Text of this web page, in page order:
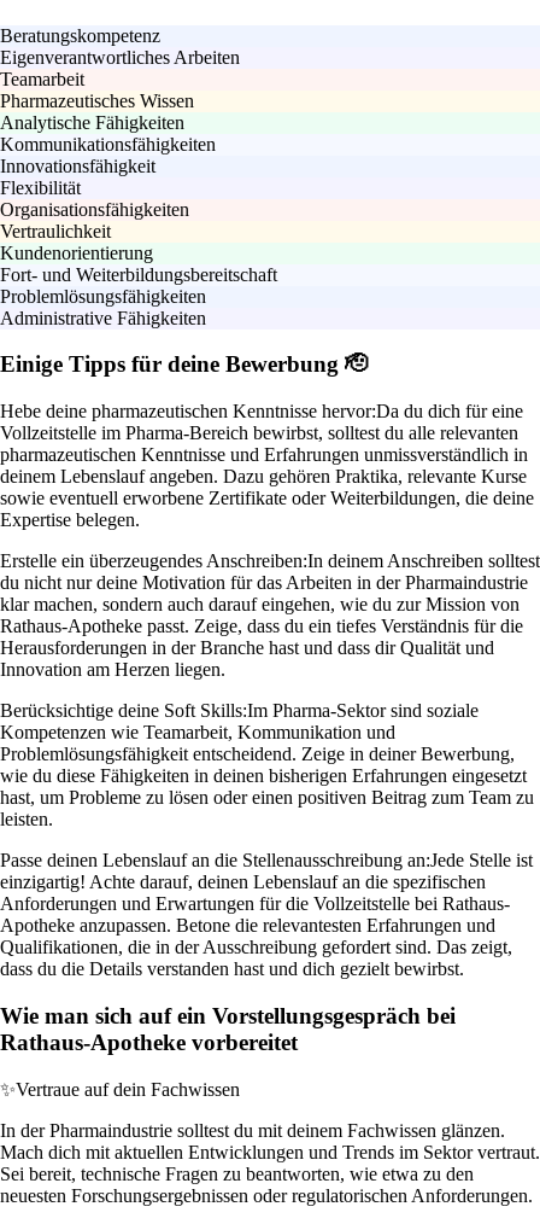
Beratungskompetenz
Eigenverantwortliches Arbeiten
Teamarbeit
Pharmazeutisches Wissen
Analytische Fähigkeiten
Kommunikationsfähigkeiten
Innovationsfähigkeit
Flexibilität
Organisationsfähigkeiten
Vertraulichkeit
Kundenorientierung
Fort- und Weiterbildungsbereitschaft
Problemlösungsfähigkeiten
Administrative Fähigkeiten
Einige Tipps für deine Bewerbung 🫡
Hebe deine pharmazeutischen Kenntnisse hervor:Da du dich für eine
Vollzeitstelle im Pharma-Bereich bewirbst, solltest du alle relevanten
pharmazeutischen Kenntnisse und Erfahrungen unmissverständlich in
deinem Lebenslauf angeben. Dazu gehören Praktika, relevante Kurse
sowie eventuell erworbene Zertifikate oder Weiterbildungen, die deine
Expertise belegen.
Erstelle ein überzeugendes Anschreiben:In deinem Anschreiben solltest
du nicht nur deine Motivation für das Arbeiten in der Pharmaindustrie
klar machen, sondern auch darauf eingehen, wie du zur Mission von
Rathaus-Apotheke passt. Zeige, dass du ein tiefes Verständnis für die
Herausforderungen in der Branche hast und dass dir Qualität und
Innovation am Herzen liegen.
Berücksichtige deine Soft Skills:Im Pharma-Sektor sind soziale
Kompetenzen wie Teamarbeit, Kommunikation und
Problemlösungsfähigkeit entscheidend. Zeige in deiner Bewerbung,
wie du diese Fähigkeiten in deinen bisherigen Erfahrungen eingesetzt
hast, um Probleme zu lösen oder einen positiven Beitrag zum Team zu
leisten.
Passe deinen Lebenslauf an die Stellenausschreibung an:Jede Stelle ist
einzigartig! Achte darauf, deinen Lebenslauf an die spezifischen
Anforderungen und Erwartungen für die Vollzeitstelle bei Rathaus-
Apotheke anzupassen. Betone die relevantesten Erfahrungen und
Qualifikationen, die in der Ausschreibung gefordert sind. Das zeigt,
dass du die Details verstanden hast und dich gezielt bewirbst.
Wie man sich auf ein Vorstellungsgespräch bei
Rathaus-Apotheke vorbereitet
✨Vertraue auf dein Fachwissen
In der Pharmaindustrie solltest du mit deinem Fachwissen glänzen.
Mach dich mit aktuellen Entwicklungen und Trends im Sektor vertraut.
Sei bereit, technische Fragen zu beantworten, wie etwa zu den
neuesten Forschungsergebnissen oder regulatorischen Anforderungen.